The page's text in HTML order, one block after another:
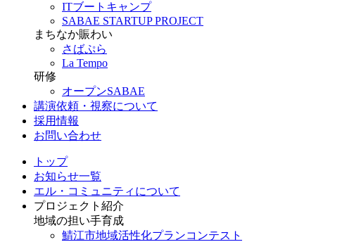
ITブートキャンプ
SABAE STARTUP PROJECT
まちなか賑わい
さばぷら
La Tempo
研修
オープンSABAE
講演依頼・視察について
採用情報
お問い合わせ
トップ
お知らせ一覧
エル・コミュニティについて
プロジェクト紹介
地域の担い手育成
鯖江市地域活性化プランコンテスト